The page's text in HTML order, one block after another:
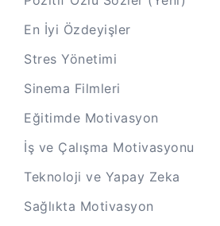
En İyi Özdeyişler
Stres Yönetimi
Sinema Filmleri
Eğitimde Motivasyon
İş ve Çalışma Motivasyonu
Teknoloji ve Yapay Zeka
Sağlıkta Motivasyon